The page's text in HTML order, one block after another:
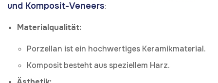
und Komposit-Veneers:
Materialqualität:
Porzellan ist ein hochwertiges Keramikmaterial.
Komposit besteht aus speziellem Harz.